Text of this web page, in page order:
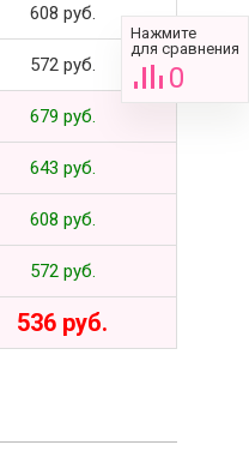
608 руб.
572 руб.
679 руб.
643 руб.
608 руб.
572 руб.
536 руб.
Нажмите
для сравнения
0